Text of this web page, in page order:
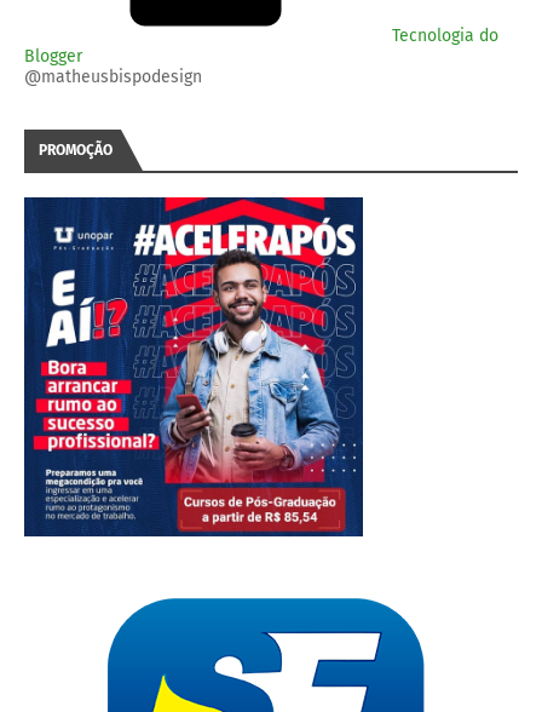
Tecnologia do
Blogger
@matheusbispodesign
PROMOÇÃO